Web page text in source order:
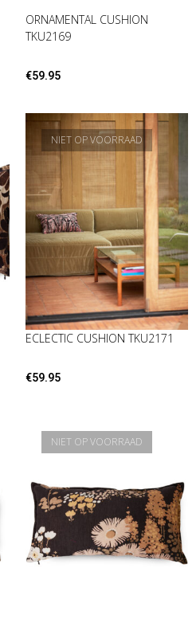
ORNAMENTAL CUSHION
TKU2169
€59.95
NIET OP VOORRAAD
ECLECTIC CUSHION TKU2171
€59.95
NIET OP VOORRAAD